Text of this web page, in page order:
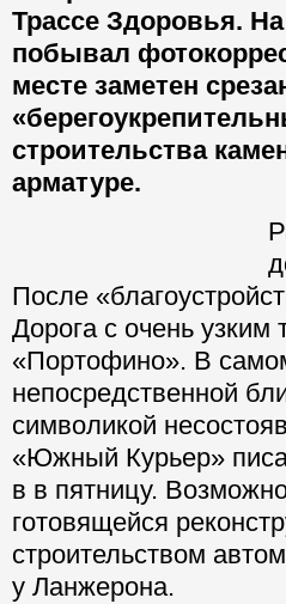
Трассе Здоровья.
побывал
месте заметен
строительства
арматуре.
После
Дорога с очень узким
«Портофино». В
непосредственной
символикой
«Южный Курьер»
в в пятницу.
готовящейся
строительством
у Ланжерона.